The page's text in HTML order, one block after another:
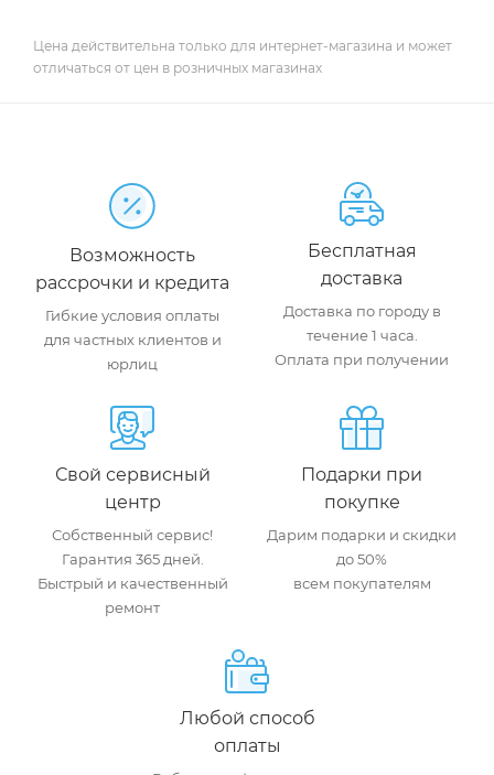
Цена действительна только для интернет-магазина и может
отличаться от цен в розничных магазинах
Возможность
рассрочки и кредита
Гибкие условия оплаты
для частных клиентов и
юрлиц
Бесплатная
доставка
Доставка по городу в
течение 1 часа.
Оплата при получении
Свой сервисный
центр
Собственный сервис!
Гарантия 365 дней.
Быстрый и качественный
ремонт
Подарки при
покупке
Дарим подарки и скидки
до 50%
всем покупателям
Любой способ
оплаты